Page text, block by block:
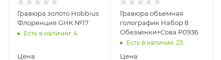
Гравюра золото Hobbius
Флоренция GHK №17
Есть в наличии: 4
Цена
Гравюра объемная
голографик Набор 8
Обезьянки+Сова Р0936
Есть в наличии: 25
Цена